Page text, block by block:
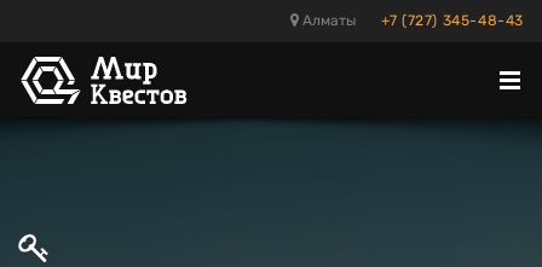
Алматы +7 (727) 345-48-43